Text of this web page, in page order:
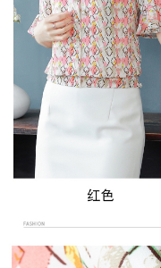
時審查核予不同之上限額度
請求用戶進行身份認證。
５．嚴禁一人註冊多個帳號
恩沛科技股份有限公司將有
離島-郵局寄送
每筆NT$90，滿NT$699(
國家/地區配送